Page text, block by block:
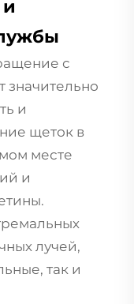
с
значительно
и
щеток в
месте
и
лучей,
так и